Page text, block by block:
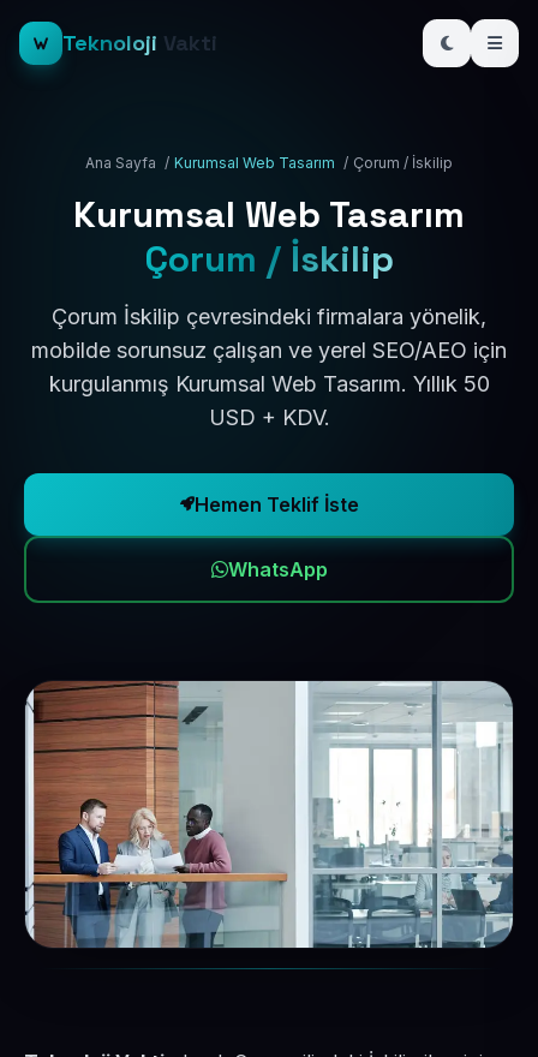
Teknoloji Vakti
Ana Sayfa / Kurumsal Web Tasarım / Çorum / İskilip
Kurumsal Web Tasarım
Çorum / İskilip
Çorum İskilip çevresindeki firmalara yönelik,
mobilde sorunsuz çalışan ve yerel SEO/AEO için
kurgulanmış Kurumsal Web Tasarım. Yıllık 50
USD + KDV.
Hemen Teklif İste
WhatsApp